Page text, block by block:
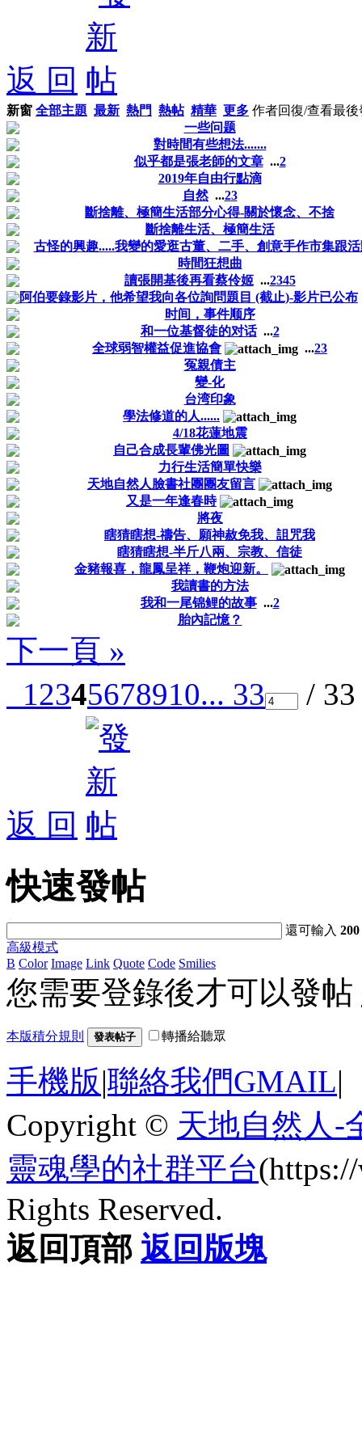
返 回
新窗 全部主題 最新 熱門 熱帖 精華 更多 作者回復/查看最後
一些问题
對時間有些想法.......
似乎都是張老師的文章 ...2
2019年自由行點滴
自然 ...23
斷捨離、極簡生活部分心得-關於懷念、不捨
斷捨離生活、極簡生活
古怪的興趣.....我變的愛逛古董、二手、創意手作市集跟
時間狂想曲
讀張開基後再看蔡伶姬 ...2345
阿伯要錄影片，他希望我向各位詢問題目 (截止)-影片已公布
时间，事件顺序
和一位基督徒的对话 ...2
全球弱智權益促進協會
...23
冤親債主
變-化
台湾印象
學法修道的人......
4/18花蓮地震
自己合成長輩佛光圖
力行生活簡單快樂
天地自然人臉書社團團友留言
又是一年逢春時
將夜
瞎猜瞎想-禱告、願神赦免我、詛咒我
瞎猜瞎想-半斤八兩、宗教、信徒
金豬報喜，龍鳳呈祥，鞭炮迎新。
我讀書的方法
我和一尾锦鲤的故事 ...2
胎內記憶？
下一頁 »
12345678910... 33 /
返 回
快速發帖
還可輸入200
高級模式
B Color Image Link Quote Code Smilies
您需要登錄後才可以發帖
本版積分規則 發表帖子 轉播給聽眾
手機版|聯絡我們GMAIL|
Copyright © 天地自然人-
靈魂學的社群平台
Rights Reserved.
返回頂部 返回版塊